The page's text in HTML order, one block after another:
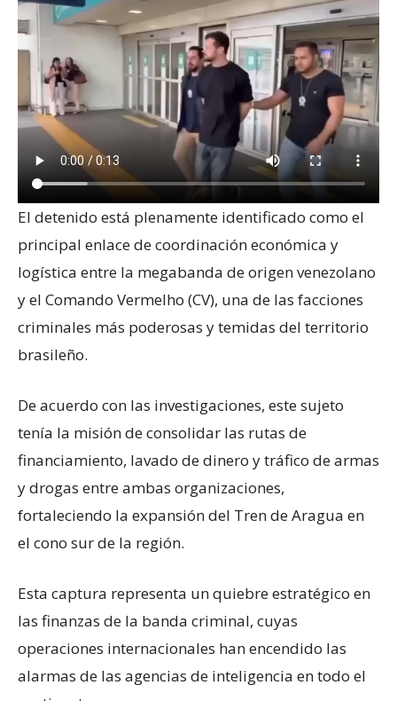
El detenido está plenamente identificado como el
principal enlace de coordinación económica y
logística entre la megabanda de origen venezolano
y el Comando Vermelho (CV), una de las facciones
criminales más poderosas y temidas del territorio
brasileño.
De acuerdo con las investigaciones, este sujeto
tenía la misión de consolidar las rutas de
financiamiento, lavado de dinero y tráfico de armas
y drogas entre ambas organizaciones,
fortaleciendo la expansión del Tren de Aragua en
el cono sur de la región.
Esta captura representa un quiebre estratégico en
las finanzas de la banda criminal, cuyas
operaciones internacionales han encendido las
alarmas de las agencias de inteligencia en todo el